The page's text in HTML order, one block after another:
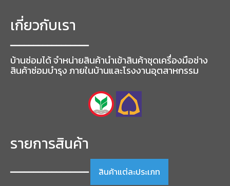
เกี่ยวกับเรา
━━━━━━━━━━━━━━━━━
บ้านซ่อมได้ จำหน่ายสินค้านำเข้าสินค้าชุดเครื่องมือช่าง
สินค้าซ่อมบำรุง ภายในบ้านและโรงงานอุตสาหกรรม
รายการสินค้า
━━━━━━━━━━━━━━━━━ สินค้าแต่ละประเภท